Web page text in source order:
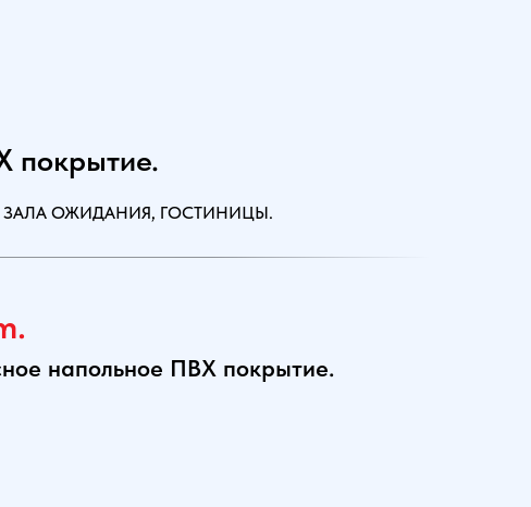
покрытие.
ЗАЛА ОЖИДАНИЯ, ГОСТИНИЦЫ.
напольное ПВХ покрытие.